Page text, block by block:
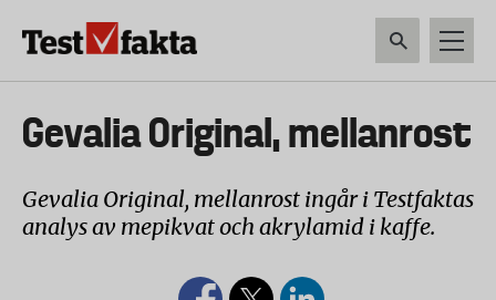
Huvudmeny
ny
Gevalia Original, mellanrost
Gevalia Original, mellanrost ingår i Testfaktas
analys av mepikvat och akrylamid i kaffe.